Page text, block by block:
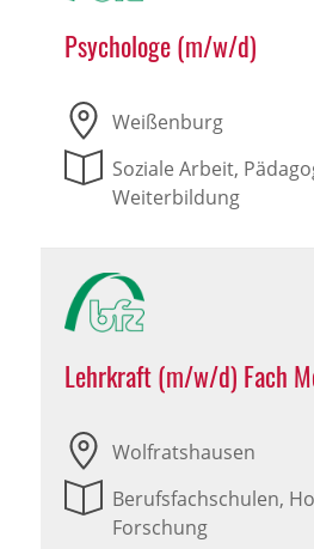
Psychologe (m/w/d)
Weißenburg
Soziale Arbeit,
Weiterbildung
Lehrkraft (m/w/d) Fach
Wolfratshausen
Berufsfachschulen,
Forschung